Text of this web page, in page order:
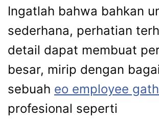
Ingatlah bahwa bahkan
sederhana, perhatian
detail dapat membuat
besar, mirip dengan
sebuah eo employee
profesional seperti